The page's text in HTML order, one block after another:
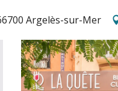
Argelès-sur-Mer